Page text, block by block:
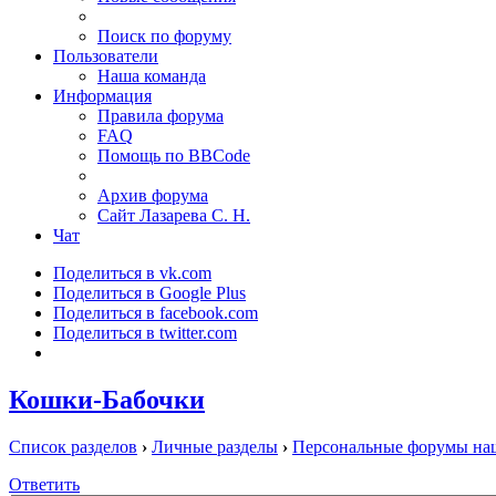
Поиск по форуму
Пользователи
Наша команда
Информация
Правила форума
FAQ
Помощь по BBCode
Архив форума
Сайт Лазарева С. Н.
Чат
Поделиться в vk.com
Поделиться в Google Plus
Поделиться в facebook.com
Поделиться в twitter.com
Кошки-Бабочки
Список разделов › Личные разделы › Персональные форумы
Ответить